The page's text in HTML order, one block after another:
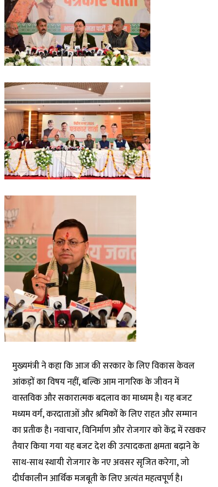
मुख्यमंत्री ने कहा कि आज की सरकार के लिए विकास केवल
आंकड़ों का विषय नहीं, बल्कि आम नागरिक के जीवन में
वास्तविक और सकारात्मक बदलाव का माध्यम है। यह बजट
मध्यम वर्ग, करदाताओं और श्रमिकों के लिए राहत और सम्मान
का प्रतीक है। नवाचार, विनिर्माण और रोजगार को केंद्र में रखकर
तैयार किया गया यह बजट देश की उत्पादकता क्षमता बढ़ाने के
साथ-साथ स्थायी रोजगार के नए अवसर सृजित करेगा, जो
दीर्घकालीन आर्थिक मजबूती के लिए अत्यंत महत्वपूर्ण है।